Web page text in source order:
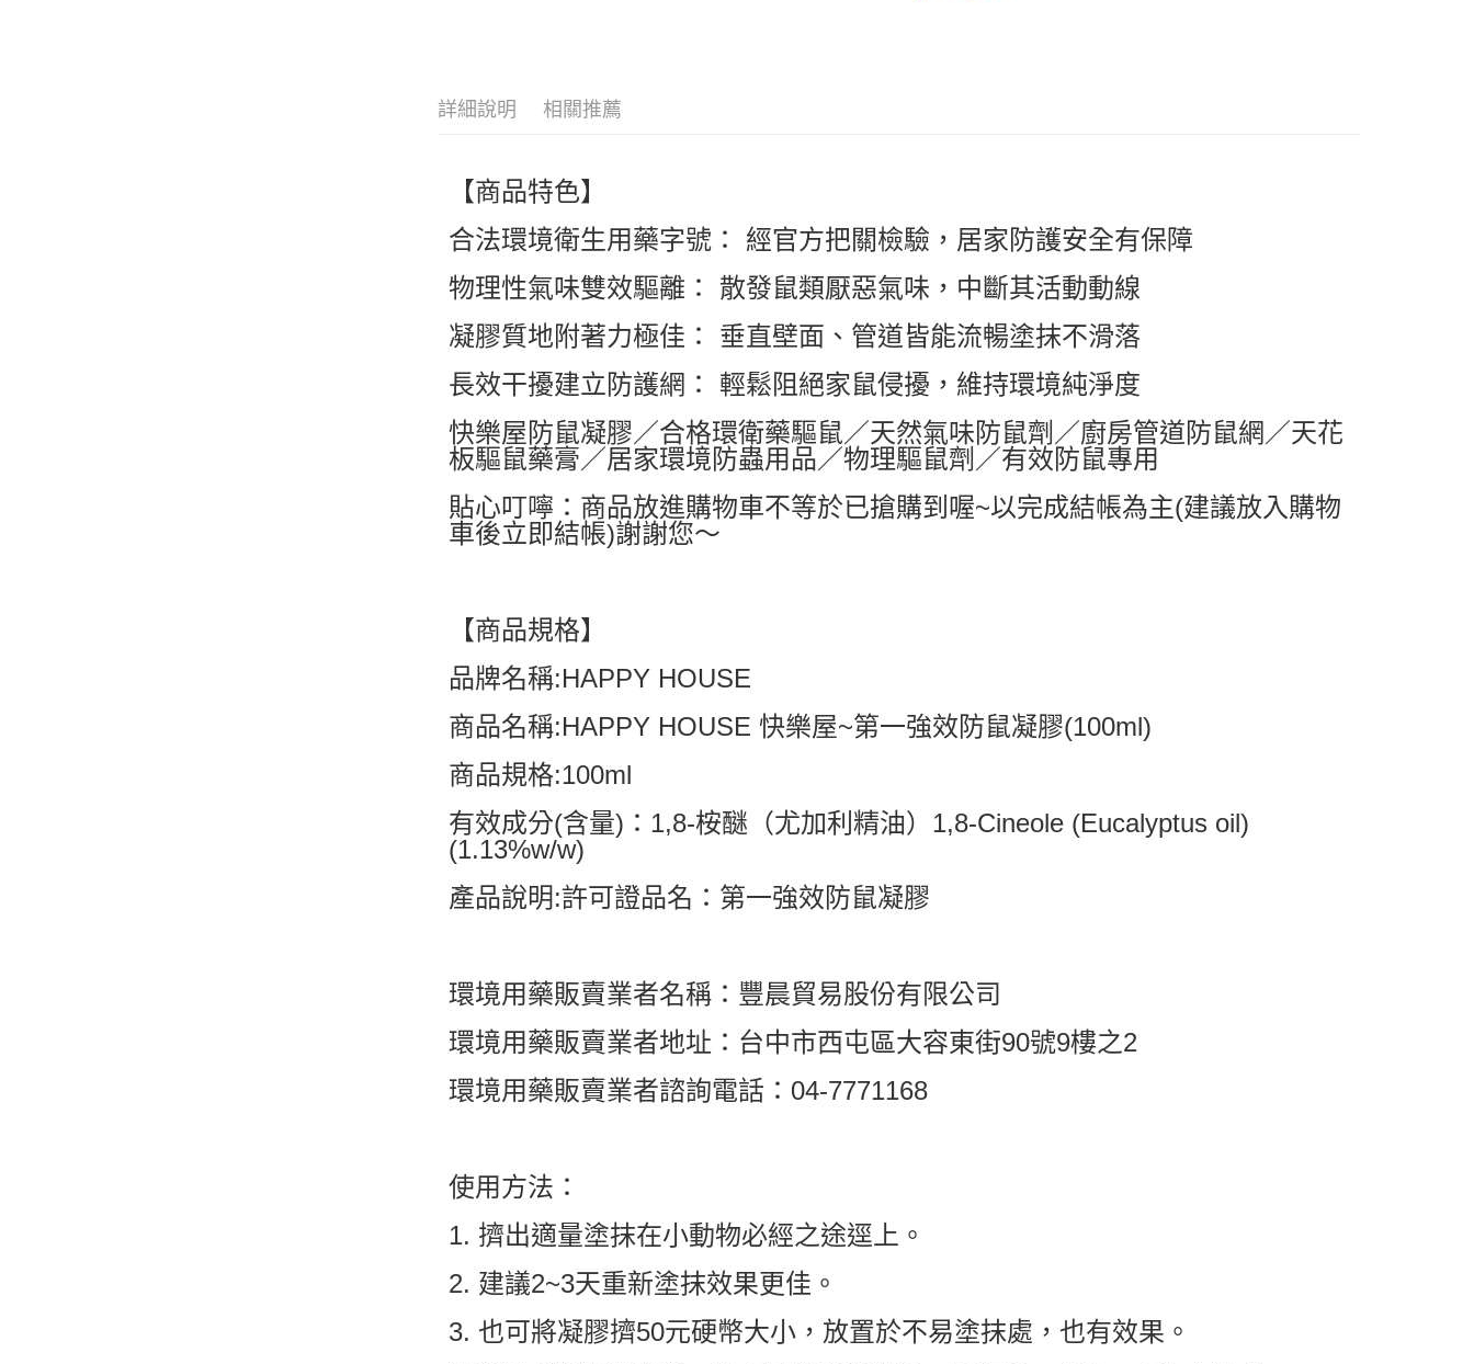
每筆NT$60，滿NT$599(含以上)免運費
付款後7-11取貨
宅配
每筆NT$80，滿NT$799(含以上)免運費
國家/地區配送0330
詳細說明 相關推薦
【商品特色】
合法環境衛生用藥字號： 經官方把關檢驗，居家防護安全有保障
物理性氣味雙效驅離： 散發鼠類厭惡氣味，中斷其活動動線
凝膠質地附著力極佳： 垂直壁面、管道皆能流暢塗抹不滑落
長效干擾建立防護網： 輕鬆阻絕家鼠侵擾，維持環境純淨度
快樂屋防鼠凝膠／合格環衛藥驅鼠／天然氣味防鼠劑／廚房管道防鼠網／天花
板驅鼠藥膏／居家環境防蟲用品／物理驅鼠劑／有效防鼠專用
貼心叮嚀：商品放進購物車不等於已搶購到喔~以完成結帳為主(建議放入購物
車後立即結帳)謝謝您～
【商品規格】
品牌名稱:HAPPY HOUSE
商品名稱:HAPPY HOUSE 快樂屋~第一強效防鼠凝膠(100ml)
商品規格:100ml
有效成分(含量)：1,8-桉醚（尤加利精油）1,8-Cineole (Eucalyptus oil)
(1.13%w/w)
產品說明:許可證品名：第一強效防鼠凝膠
環境用藥販賣業者名稱：豐晨貿易股份有限公司
環境用藥販賣業者地址：台中市西屯區大容東街90號9樓之2
環境用藥販賣業者諮詢電話：04-7771168
使用方法：
1. 擠出適量塗抹在小動物必經之途逕上。
2. 建議2~3天重新塗抹效果更佳。
3. 也可將凝膠擠50元硬幣大小，放置於不易塗抹處，也有效果。